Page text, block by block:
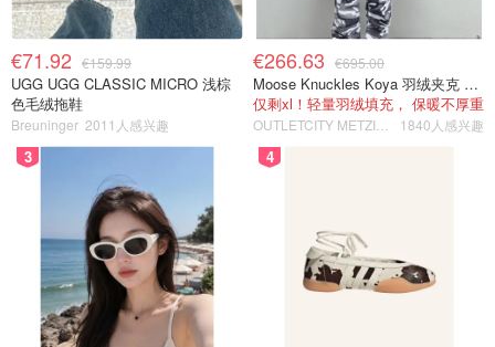
€71.92 €159.99
UGG UGG CLASSIC MICRO 浅棕
色毛绒拖鞋
Breuninger 2011人感兴趣
€266.63 €695.00
Moose Knuckles Koya 羽绒夹克 黑色
仅剩xl！轻量羽绒填充， 保暖不厚重
1840人感兴趣
3 4